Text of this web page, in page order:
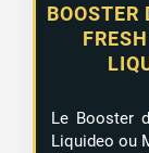
BOOSTER
Le Booster
Liquideo ou